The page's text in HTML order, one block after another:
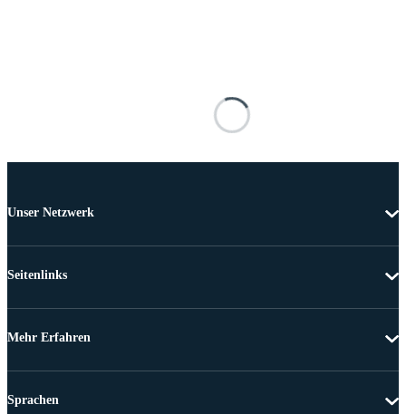
Unser Netzwerk
Seitenlinks
Mehr Erfahren
Sprachen